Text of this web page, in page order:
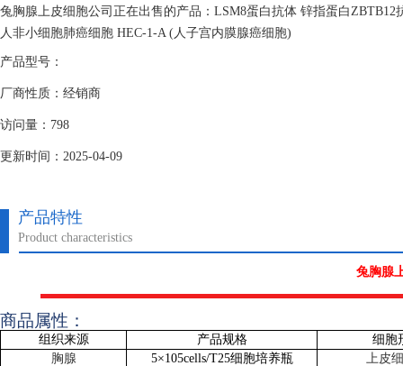
兔胸腺上皮细胞公司正在出售的产品：LSM8蛋白抗体 锌指蛋白
人非小细胞肺癌细胞 HEC-1-A (人子宫内膜腺癌细胞)
产品型号：
厂商性质：经销商
访问量：798
更新时间：2025-04-09
产品特性
Product characteristics
兔胸腺
商品属性：
组织来源 产品规格
细胞
胸腺
5×105cells/T25细胞培养瓶 上皮